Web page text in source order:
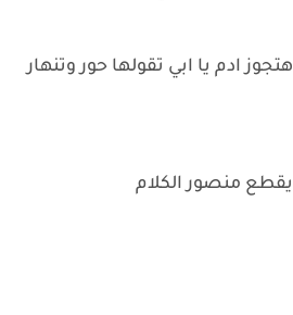
ادم يا ابي تقولها حور وتنهار
منصور الكلام